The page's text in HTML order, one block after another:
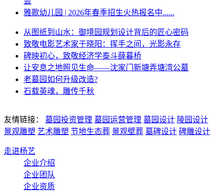
雅歌幼儿园 | 2026年春季招生火热报名中......
从图纸到山水：御境园规划设计背后的匠心密码
致敬电影艺术家于晓阳：挥手之间，光影永存
碑映初心，致敬经济学泰斗薛暮桥
让安息之地照见生命——沈家门新塘弄塘湾公墓
老墓园如何升级改造?
石载英魂，雕传千秋
友情链接： 墓园投资管理 墓园运营管理 墓园设计 陵园设计
景观雕塑 艺术雕塑 节地生态葬 景观壁葬 墓碑设计 碑雕设计
走进杨艺
企业介绍
企业团队
企业资质